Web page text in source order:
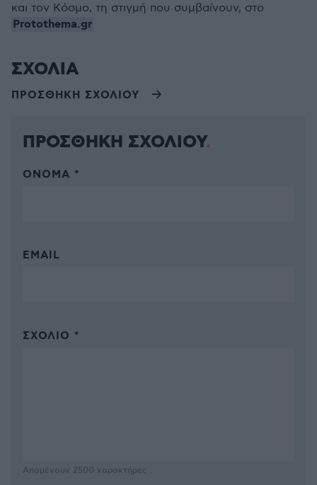
και τον Κόσμο, τη στιγμή που συμβαίνουν, στο
Protothema.gr
ΣΧΟΛΙΑ
ΠΡΟΣΘΗΚΗ ΣΧΟΛΙΟΥ
ΠΡΟΣΘΗΚΗ ΣΧΟΛΙΟΥ
ΌΝΟΜΑ *
EMAIL
ΣΧΌΛΙΟ *
Απομένουν 2500 χαρακτήρες